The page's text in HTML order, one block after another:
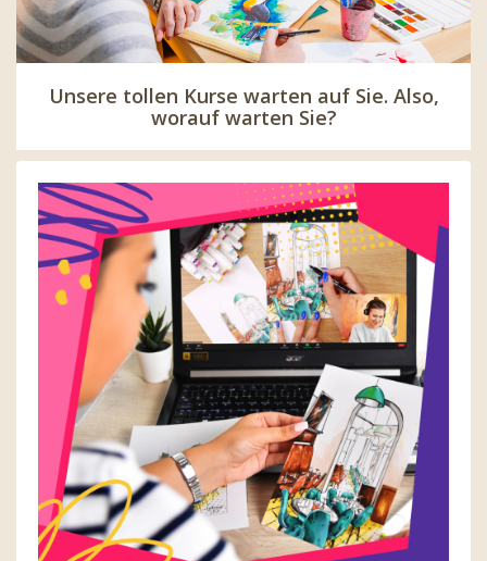
Unsere tollen Kurse warten auf Sie. Also,
worauf warten Sie?